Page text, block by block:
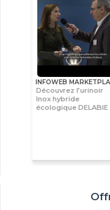
INFOWEB
Découvrez l’urinoir
Inox hybride
écologique DELABIE